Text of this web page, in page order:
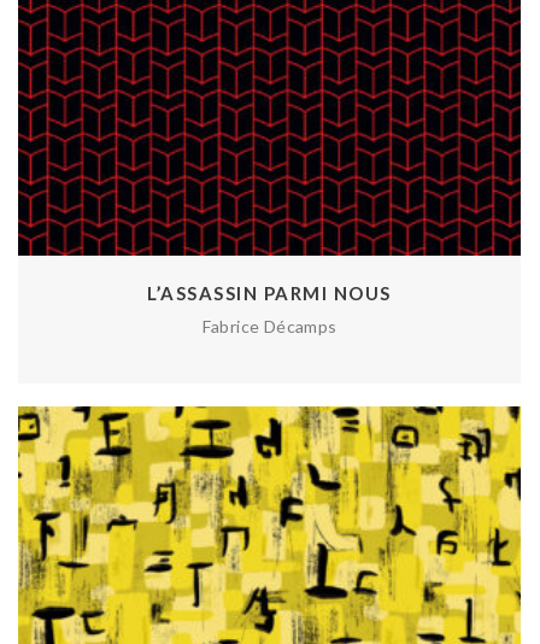
L’ASSASSIN PARMI NOUS
Fabrice Décamps